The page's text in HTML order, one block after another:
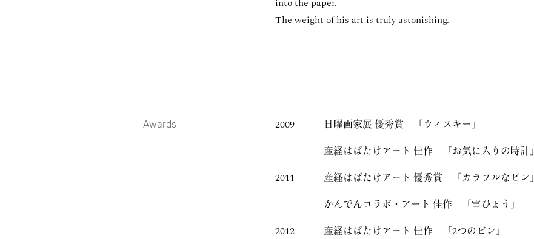
The weight of his art is truly astonishing.
Awards 2009
日曜画家展 優秀賞 「ウィスキー」
産経はばたけアート 佳作 「お気に入りの時計」
2011
産経はばたけアート 優秀賞 「カラフルなビン」
かんでんコラボ・アート 佳作 「雪ひょう」
2012
産経はばたけアート 佳作 「2つのビン」